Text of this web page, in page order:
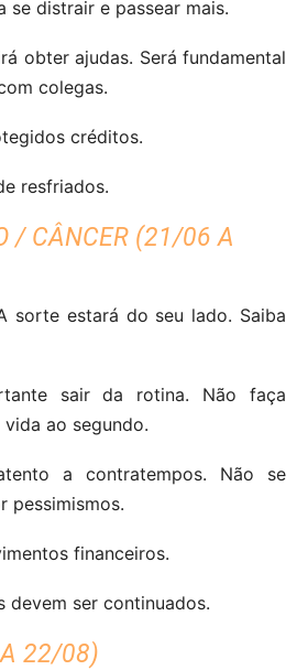
se distrair e passear mais.
obter ajudas. Será fundamental
colegas.
créditos.
resfriados.
/ CÂNCER (21/06 A
sorte estará do seu lado. Saiba
sair da rotina. Não faça
ao segundo.
a contratempos. Não se
pessimismos.
financeiros.
devem ser continuados.
22/08)